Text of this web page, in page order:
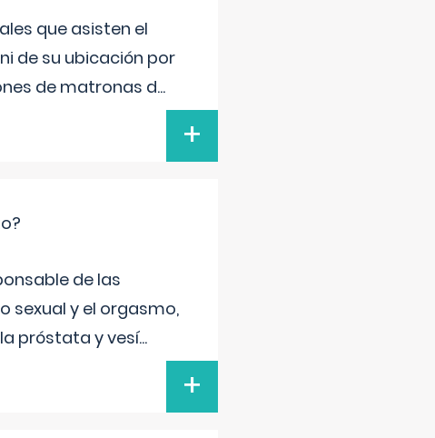
que asisten el
de su ubicación por
de matronas d...
+
de las
sexual y el orgasmo,
próstata y vesí...
+